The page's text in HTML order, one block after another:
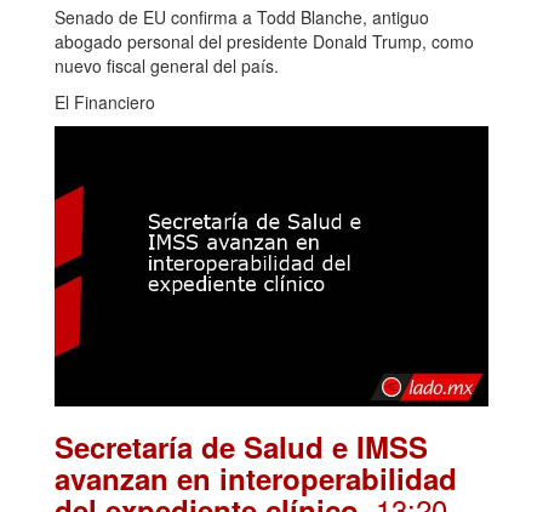
Senado de EU confirma a Todd Blanche, antiguo
abogado personal del presidente Donald Trump, como
nuevo fiscal general del país.
El Financiero
Secretaría de Salud e IMSS
avanzan en interoperabilidad